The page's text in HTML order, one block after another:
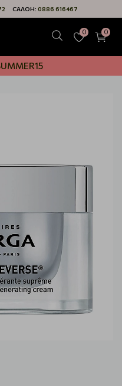
САЛОН: 0886 616467
0 0